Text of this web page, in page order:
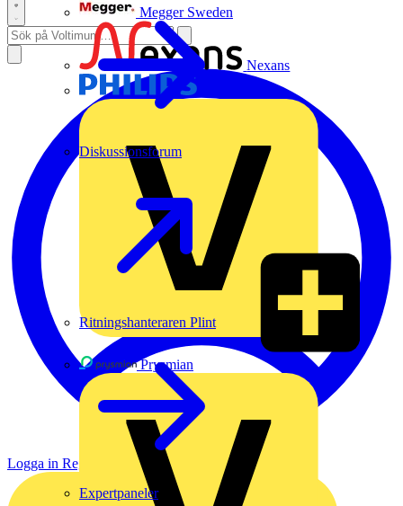
Megger Sweden
Nexans
Prysmian
Diskussionsforum
Ritningshanteraren Plint
Expertpaneler
Logga in Registrera dig